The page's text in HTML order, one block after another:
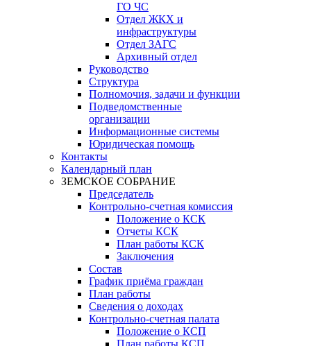
ГО ЧС
Отдел ЖКХ и
инфраструктуры
Отдел ЗАГС
Архивный отдел
Руководство
Структура
Полномочия, задачи и функции
Подведомственные
организации
Информационные системы
Юридическая помощь
Контакты
Календарный план
ЗЕМСКОЕ СОБРАНИЕ
Председатель
Контрольно-счетная комиссия
Положение о КСК
Отчеты КСК
План работы КСК
Заключения
Состав
График приёма граждан
План работы
Сведения о доходах
Контрольно-счетная палата
Положение о КСП
План работы КСП